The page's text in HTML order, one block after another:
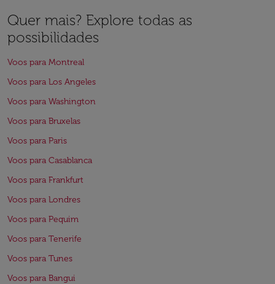
Quer mais? Explore todas as
possibilidades
Voos para Montreal
Voos para Los Angeles
Voos para Washington
Voos para Bruxelas
Voos para Paris
Voos para Casablanca
Voos para Frankfurt
Voos para Londres
Voos para Pequim
Voos para Tenerife
Voos para Tunes
Voos para Bangui